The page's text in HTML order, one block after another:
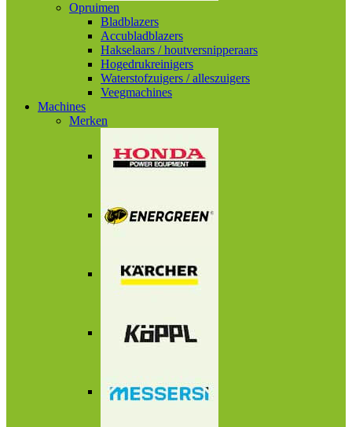
Opruimen
Bladblazers
Accubladblazers
Hakselaars / houtversnipperaars
Hogedrukreinigers
Waterstofzuigers / alleszuigers
Veegmachines
Machines
Merken